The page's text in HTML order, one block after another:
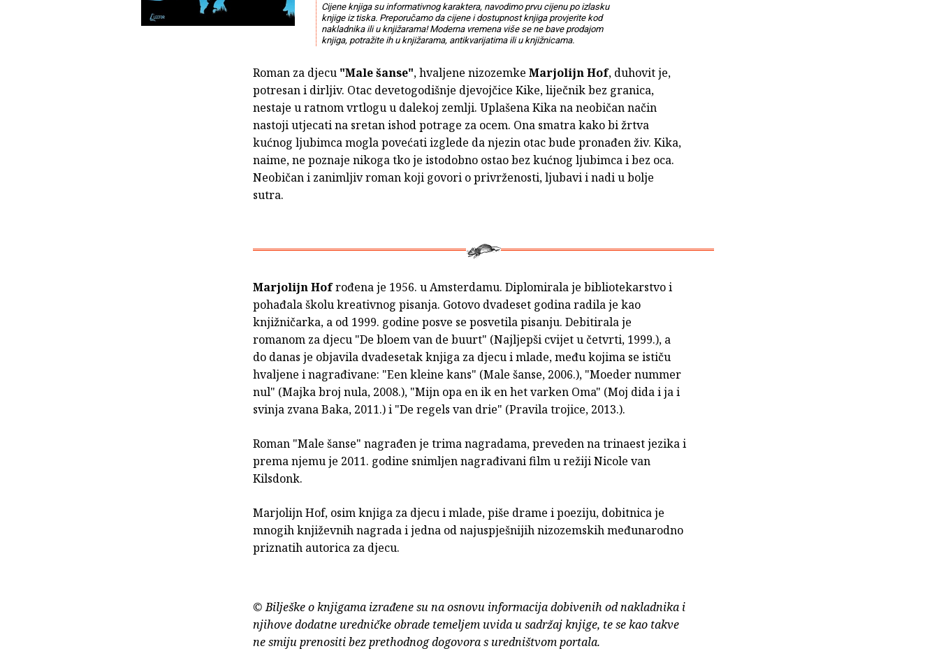
Cijene knjiga su informativnog karaktera, navodimo prvu cijenu po izlasku
knjige iz tiska. Preporučamo da cijene i dostupnost knjiga provjerite kod
nakladnika ili u knjižarama! Moderna vremena više se ne bave prodajom
knjiga, potražite ih u knjižarama, antikvarijatima ili u knjižnicama.
Roman za djecu "Male šanse", hvaljene nizozemke Marjolijn Hof, duhovit je,
potresan i dirljiv. Otac devetogodišnje djevojčice Kike, liječnik bez granica,
nestaje u ratnom vrtlogu u dalekoj zemlji. Uplašena Kika na neobičan način
nastoji utjecati na sretan ishod potrage za ocem. Ona smatra kako bi žrtva
kućnog ljubimca mogla povećati izglede da njezin otac bude pronađen živ. Kika,
naime, ne poznaje nikoga tko je istodobno ostao bez kućnog ljubimca i bez oca.
Neobičan i zanimljiv roman koji govori o privrženosti, ljubavi i nadi u bolje
sutra.
Marjolijn Hofrođena je 1956. u Amsterdamu. Diplomirala je bibliotekarstvo i
pohađala školu kreativnog pisanja. Gotovo dvadeset godina radila je kao
knjižničarka, a od 1999. godine posve se posvetila pisanju. Debitirala je
romanom za djecu "De bloem van de buurt" (Najljepši cvijet u četvrti, 1999.), a
do danas je objavila dvadesetak knjiga za djecu i mlade, među kojima se ističu
hvaljene i nagrađivane: "Een kleine kans" (Male šanse, 2006.), "Moeder nummer
nul" (Majka broj nula, 2008.), "Mijn opa en ik en het varken Oma" (Moj dida i ja i
svinja zvana Baka, 2011.) i "De regels van drie" (Pravila trojice, 2013.).
Roman "Male šanse" nagrađen je trima nagradama, preveden na trinaest jezika i
prema njemu je 2011. godine snimljen nagrađivani film u režiji Nicole van
Kilsdonk.
Marjolijn Hof, osim knjiga za djecu i mlade, piše drame i poeziju, dobitnica je
mnogih književnih nagrada i jedna od najuspješnijih nizozemskih međunarodno
priznatih autorica za djecu.
© Bilješke o knjigama izrađene su na osnovu informacija dobivenih od nakladnika i
njihove dodatne uredničke obrade temeljem uvida u sadržaj knjige, te se kao takve
ne smiju prenositi bez prethodnog dogovora s uredništvom portala.